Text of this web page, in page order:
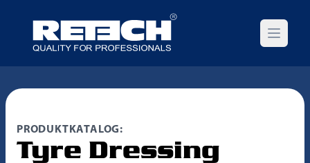
Open
PRODUKTKATALOG:
Tyre Dressing